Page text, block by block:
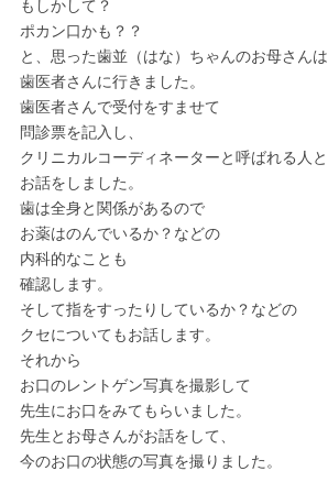
もしかして？
ポカン口かも？？
と、思った歯並（はな）ちゃんのお母さんは
歯医者さんに行きました。
歯医者さんで受付をすませて
問診票を記入し、
クリニカルコーディネーターと呼ばれる人と
お話をしました。
歯は全身と関係があるので
お薬はのんでいるか？などの
内科的なことも
確認します。
そして指をすったりしているか？などの
クセについてもお話します。
それから
お口のレントゲン写真を撮影して
先生にお口をみてもらいました。
先生とお母さんがお話をして、
今のお口の状態の写真を撮りました。